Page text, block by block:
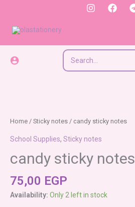
content
Search
for:
Home / Sticky notes / candy sticky notes
School Supplies, Sticky notes
candy sticky notes
75,00 EGP
Availability: Only 2 left in stock
candy
notes
quantity